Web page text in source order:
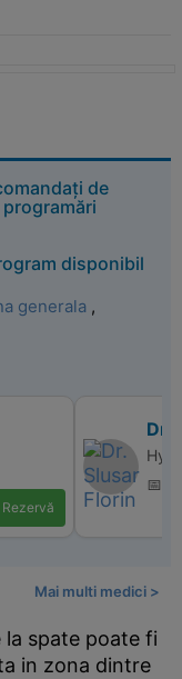
de
disponibil
generala ,
Rezervă
Dr.
📅
Mai multi medici >
spate poate fi
in zona dintre